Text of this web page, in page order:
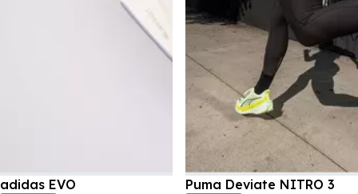
adidas EVO Puma Deviate NITRO 3